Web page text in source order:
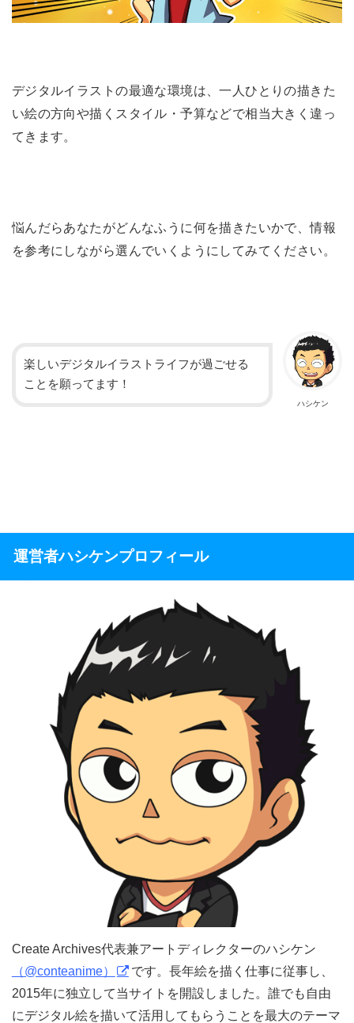
デジタルイラストの最適な環境は、一人ひとりの描きた
い絵の方向や描くスタイル・予算などで相当大きく違っ
てきます。
悩んだらあなたがどんなふうに何を描きたいかで、情報
を参考にしながら選んでいくようにしてみてください。
ハシケン
楽しいデジタルイラストライフが過ごせる
ことを願ってます！
運営者ハシケンプロフィール
Create Archives代表兼アートディレクターのハシケン
（@conteanime）
です。長年絵を描く仕事に従事し、
2015年に独立して当サイトを開設しました。誰でも自由
にデジタル絵を描いて活用してもらうことを最大のテーマ